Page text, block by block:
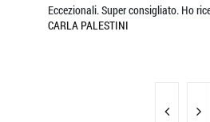
Eccezionali. Super consigliato. Ho
CARLA PALESTINI
Ottimo prodotto. Spedizione
Cons